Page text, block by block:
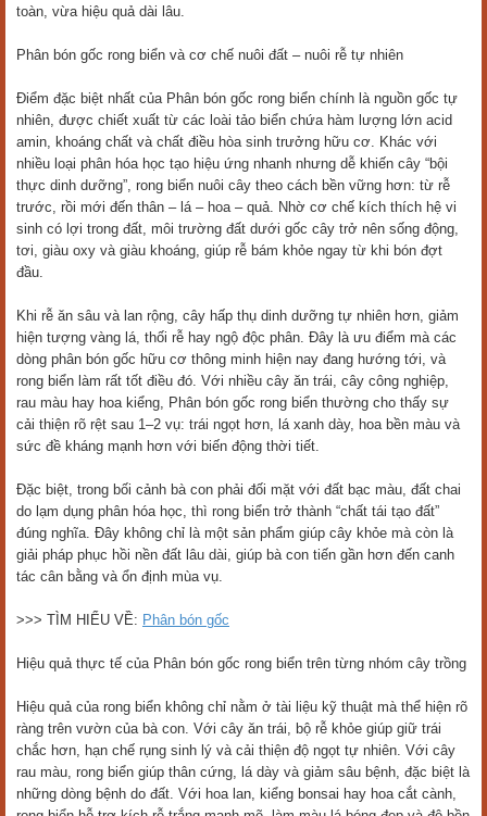
toàn, vừa hiệu quả dài lâu.
Phân bón gốc rong biển và cơ chế nuôi đất – nuôi rễ tự nhiên
Điểm đặc biệt nhất của Phân bón gốc rong biển chính là nguồn gốc tự
nhiên, được chiết xuất từ các loài tảo biển chứa hàm lượng lớn acid
amin, khoáng chất và chất điều hòa sinh trưởng hữu cơ. Khác với
nhiều loại phân hóa học tạo hiệu ứng nhanh nhưng dễ khiến cây “bội
thực dinh dưỡng”, rong biển nuôi cây theo cách bền vững hơn: từ rễ
trước, rồi mới đến thân – lá – hoa – quả. Nhờ cơ chế kích thích hệ vi
sinh có lợi trong đất, môi trường đất dưới gốc cây trở nên sống động,
tơi, giàu oxy và giàu khoáng, giúp rễ bám khỏe ngay từ khi bón đợt
đầu.
Khi rễ ăn sâu và lan rộng, cây hấp thụ dinh dưỡng tự nhiên hơn, giảm
hiện tượng vàng lá, thối rễ hay ngộ độc phân. Đây là ưu điểm mà các
dòng phân bón gốc hữu cơ thông minh hiện nay đang hướng tới, và
rong biển làm rất tốt điều đó. Với nhiều cây ăn trái, cây công nghiệp,
rau màu hay hoa kiểng, Phân bón gốc rong biển thường cho thấy sự
cải thiện rõ rệt sau 1–2 vụ: trái ngọt hơn, lá xanh dày, hoa bền màu và
sức đề kháng mạnh hơn với biến động thời tiết.
Đặc biệt, trong bối cảnh bà con phải đối mặt với đất bạc màu, đất chai
do lạm dụng phân hóa học, thì rong biển trở thành “chất tái tạo đất”
đúng nghĩa. Đây không chỉ là một sản phẩm giúp cây khỏe mà còn là
giải pháp phục hồi nền đất lâu dài, giúp bà con tiến gần hơn đến canh
tác cân bằng và ổn định mùa vụ.
>>> TÌM HIỂU VỀ: Phân bón gốc
Hiệu quả thực tế của Phân bón gốc rong biển trên từng nhóm cây trồng
Hiệu quả của rong biển không chỉ nằm ở tài liệu kỹ thuật mà thể hiện rõ
ràng trên vườn của bà con. Với cây ăn trái, bộ rễ khỏe giúp giữ trái
chắc hơn, hạn chế rụng sinh lý và cải thiện độ ngọt tự nhiên. Với cây
rau màu, rong biển giúp thân cứng, lá dày và giảm sâu bệnh, đặc biệt là
những dòng bệnh do đất. Với hoa lan, kiểng bonsai hay hoa cắt cành,